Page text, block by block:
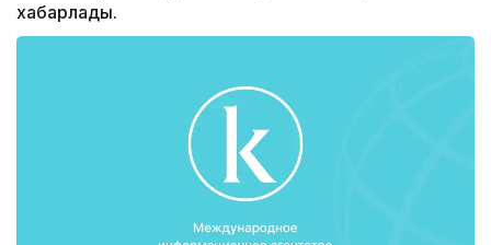
хабарлады.